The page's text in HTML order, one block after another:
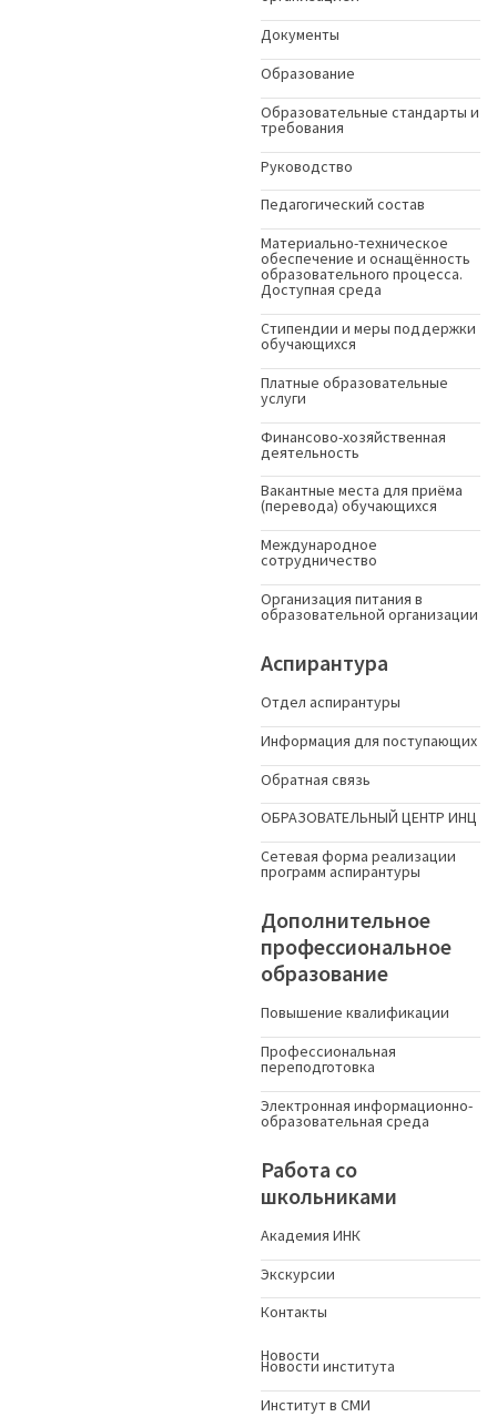
Документы
Образование
Образовательные стандарты и
требования
Руководство
Педагогический состав
Материально-техническое
обеспечение и оснащённость
образовательного процесса.
Доступная среда
Стипендии и меры поддержки
обучающихся
Платные образовательные
услуги
Финансово-хозяйственная
деятельность
Вакантные места для приёма
(перевода) обучающихся
Международное
сотрудничество
Организация питания в
образовательной организации
Аспирантура
Отдел аспирантуры
Информация для поступающих
Обратная связь
ОБРАЗОВАТЕЛЬНЫЙ ЦЕНТР ИНЦ
Сетевая форма реализации
программ аспирантуры
Дополнительное
профессиональное
образование
Повышение квалификации
Профессиональная
переподготовка
Электронная информационно-
образовательная среда
Работа со
школьниками
Академия ИНК
Экскурсии
Контакты
Новости
Новости института
Институт в СМИ